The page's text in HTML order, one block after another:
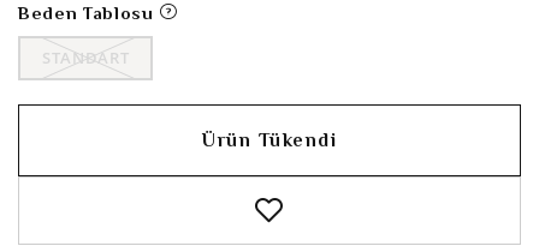
Beden Tablosu
STANDART
Ürün Tükendi